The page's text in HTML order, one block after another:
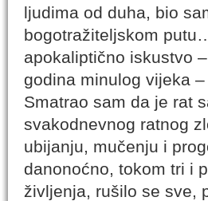
ljudima od duha, bio
bogotražiteljskom
apokaliptično iskustvo
godina minulog vijeka
Smatrao sam da je rat
svakodnevnog ratnog
ubijanju, mučenju i
danonoćno, tokom tri i
življenja, rušilo se sve,